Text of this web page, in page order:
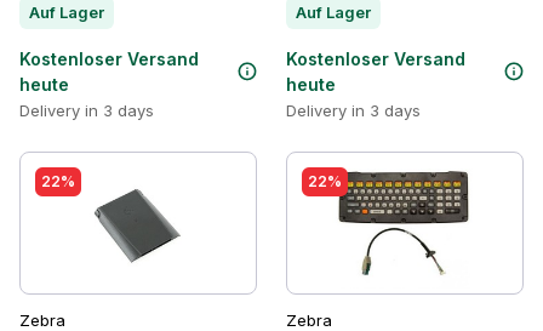
Auf Lager
Kostenloser Versand
heute
Delivery in 3 days
Auf Lager
Kostenloser Versand
heute
Delivery in 3 days
22%
Zebra
22%
Zebra